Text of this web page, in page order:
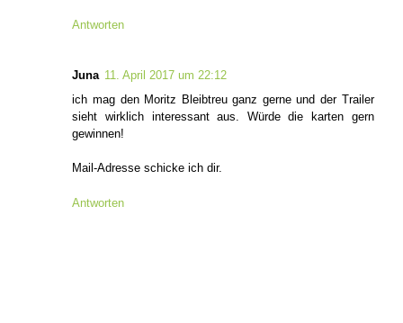
Antworten
Juna 11. April 2017 um 22:12
ich mag den Moritz Bleibtreu ganz gerne und der Trailer
sieht wirklich interessant aus. Würde die karten gern
gewinnen!
Mail-Adresse schicke ich dir.
Antworten